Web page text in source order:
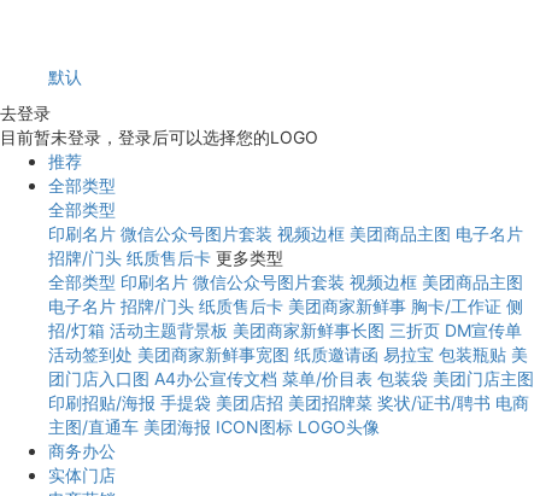
默认
去登录
目前暂未登录，登录后可以选择您的LOGO
推荐
全部类型
全部类型
印刷名片 微信公众号图片套装 视频边框 美团商品主图 电子名片
招牌/门头 纸质售后卡 更多类型
全部类型 印刷名片 微信公众号图片套装 视频边框 美团商品主图
电子名片 招牌/门头 纸质售后卡 美团商家新鲜事 胸卡/工作证 侧
招/灯箱 活动主题背景板 美团商家新鲜事长图 三折页 DM宣传单
活动签到处 美团商家新鲜事宽图 纸质邀请函 易拉宝 包装瓶贴 美
团门店入口图 A4办公宣传文档 菜单/价目表 包装袋 美团门店主图
印刷招贴/海报 手提袋 美团店招 美团招牌菜 奖状/证书/聘书 电商
主图/直通车 美团海报 ICON图标 LOGO头像
商务办公
实体门店